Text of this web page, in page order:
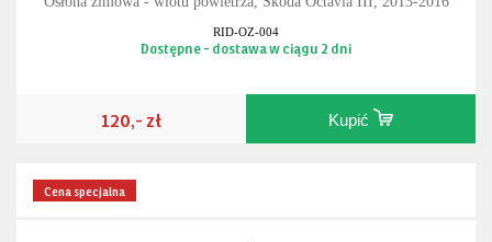
RID-OZ-004
Dostępne - dostawa w ciągu 2 dni
120,- zł Kupić
Cena specjalna